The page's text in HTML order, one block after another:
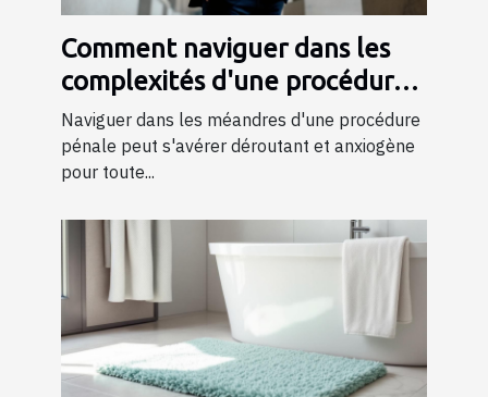
Comment naviguer dans les
complexités d'une procédure
pénale ?
Naviguer dans les méandres d'une procédure
pénale peut s'avérer déroutant et anxiogène
pour toute...